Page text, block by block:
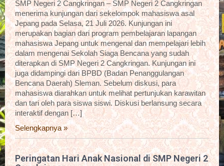
SMP Negeri 2 Cangkringan – SMP Negeri 2 Cangkringan
menerima kunjungan dari sekelompok mahasiswa asal
Jepang pada Selasa, 21 Juli 2026. Kunjungan ini
merupakan bagian dari program pembelajaran lapangan
mahasiswa Jepang untuk mengenal dan mempelajari lebih
dalam mengenai Sekolah Siaga Bencana yang sudah
diterapkan di SMP Negeri 2 Cangkringan. Kunjungan ini
juga didampingi dari BPBD (Badan Penanggulangan
Bencana Daerah) Sleman. Sebelum diskusi, para
mahasiswa diarahkan untuk melihat pertunjukan karawitan
dan tari oleh para siswa siswi. Diskusi berlansung secara
interaktif dengan […]
Selengkapnya »
Peringatan Hari Anak Nasional di SMP Negeri 2